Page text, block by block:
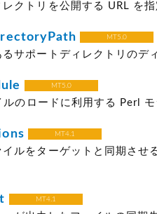
クトリを公開する URL を指
MT5.0
サポートディレクトリのデ
MT5.0
のロードに利用する Perl モ
MT4.1
イルをターゲットと同期させ
MT4.1